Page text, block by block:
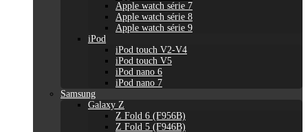
Apple watch série 7
Apple watch série 8
Apple watch série 9
iPod
iPod touch V2-V4
iPod touch V5
iPod nano 6
iPod nano 7
Samsung
Galaxy Z
Z Fold 6 (F956B)
Z Fold 5 (F946B)